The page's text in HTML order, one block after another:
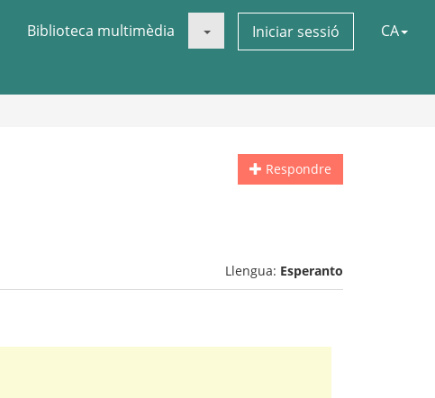
Biblioteca multimèdia Iniciar sessió CA
Respondre
Llengua: Esperanto